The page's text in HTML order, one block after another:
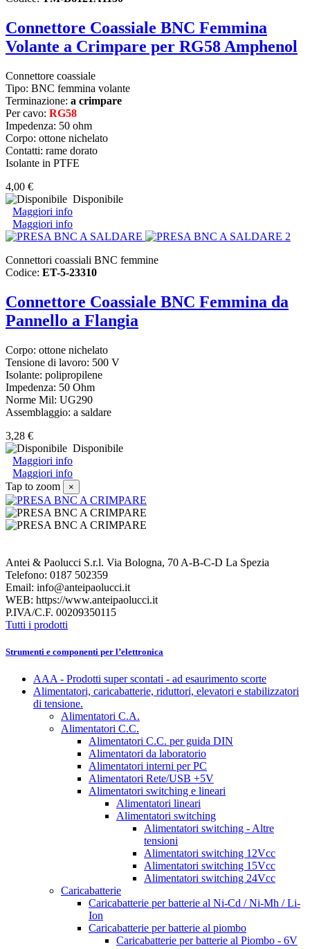
Connettore Coassiale BNC Femmina
Volante a Crimpare per RG58 Amphenol
Connettore coassiale
Tipo: BNC femmina volante
Terminazione: a crimpare
Per cavo: RG58
Impedenza: 50 ohm
Corpo: ottone nichelato
Contatti: rame dorato
Isolante in PTFE
4,00 €
Disponibile
Maggiori info
Maggiori info
Connettori coassiali BNC femmine
Codice: ET-5-23310
Connettore Coassiale BNC Femmina da
Pannello a Flangia
Corpo: ottone nichelato
Tensione di lavoro: 500 V
Isolante: polipropilene
Impedenza: 50 Ohm
Norme Mil: UG290
Assemblaggio: a saldare
3,28 €
Disponibile
Maggiori info
Maggiori info
Tap to zoom
×
Antei & Paolucci S.r.l. Via Bologna, 70 A-B-C-D La Spezia
Telefono: 0187 502359
Email: info@anteipaolucci.it
WEB: https://www.anteipaolucci.it
P.IVA/C.F. 00209350115
Tutti i prodotti
Strumenti e componenti per l’elettronica
AAA - Prodotti super scontati - ad esaurimento scorte
Alimentatori, caricabatterie, riduttori, elevatori e stabilizzatori
di tensione.
Alimentatori C.A.
Alimentatori C.C.
Alimentatori C.C. per guida DIN
Alimentatori da laboratorio
Alimentatori interni per PC
Alimentatori Rete/USB +5V
Alimentatori switching e lineari
Alimentatori lineari
Alimentatori switching
Alimentatori switching - Altre
tensioni
Alimentatori switching 12Vcc
Alimentatori switching 15Vcc
Alimentatori switching 24Vcc
Caricabatterie
Caricabatterie per batterie al Ni-Cd / Ni-Mh / Li-
Ion
Caricabatterie per batterie al piombo
Caricabatterie per batterie al Piombo - 6V